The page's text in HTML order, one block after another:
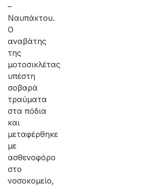
–
Ναυπάκτου.
Ο
αναβάτης
της
μοτοσικλέτας
υπέστη
σοβαρά
τραύματα
στα πόδια
και
μεταφέρθηκε
με
ασθενοφόρο
στο
νοσοκομείο,